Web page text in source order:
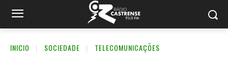
INICIO SOCIEDADE TELECOMUNICAÇÕES